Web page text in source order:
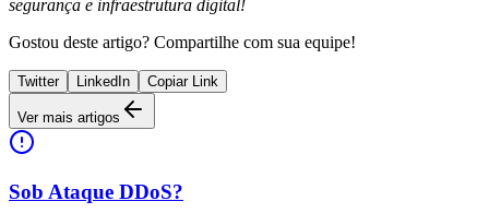
segurança e infraestrutura digital!
Gostou deste artigo? Compartilhe com sua equipe!
Twitter LinkedIn Copiar Link
Ver mais artigos
Sob Ataque DDoS?